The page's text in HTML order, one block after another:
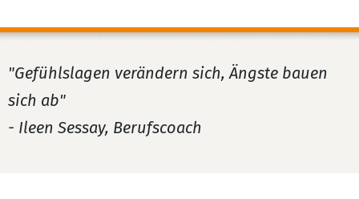
"Gefühlslagen verändern sich, Ängste bauen
sich ab"
- Ileen Sessay, Berufscoach